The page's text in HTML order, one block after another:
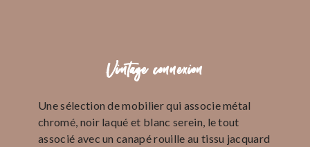
Vintage connexion
Une sélection de mobilier qui associe métal
chromé, noir laqué et blanc serein, le tout
associé avec un canapé rouille au tissu jacquard